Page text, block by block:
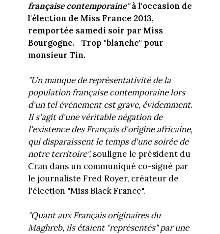
française contemporaine"à l'occasion de
l'élection de Miss France 2013,
remportée samedi soir par Miss
Bourgogne. Trop "blanche" pour
monsieur Tin.
"Un manque de représentativité de la
population française contemporaine lors
d'un tel événement est grave, évidemment.
Il s'agit d'une véritable négation de
l'existence des Français d'origine africaine,
qui disparaissent le temps d'une soirée de
notre territoire",souligne le président du
Cran dans un communiqué co-signé par
le journaliste Fred Royer, créateur de
l'élection "Miss Black France".
"Quant aux Français originaires du
Maghreb, ils étaient "représentés" par une